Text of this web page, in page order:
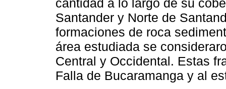
cantidad a lo largo de su
Santander y Norte de
formaciones de roca
área estudiada se
Central y Occidental. Estas
Falla de Bucaramanga y al